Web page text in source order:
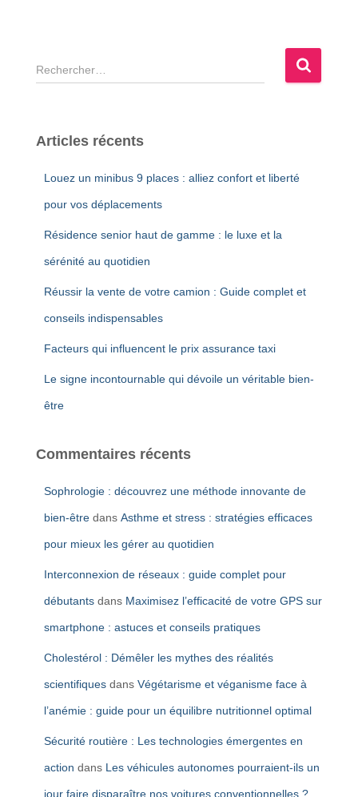
R
e
e
Articles récents
Louez un minibus 9 places : alliez confort et liberté
pour vos déplacements
Résidence senior haut de gamme : le luxe et la
sérénité au quotidien
Réussir la vente de votre camion : Guide complet et
conseils indispensables
Facteurs qui influencent le prix assurance taxi
Le signe incontournable qui dévoile un véritable bien-
être
Commentaires récents
Sophrologie : découvrez une méthode innovante de
bien-être dans Asthme et stress : stratégies efficaces
pour mieux les gérer au quotidien
Interconnexion de réseaux : guide complet pour
débutants dans Maximisez l’efficacité de votre GPS sur
smartphone : astuces et conseils pratiques
Cholestérol : Démêler les mythes des réalités
scientifiques dans Végétarisme et véganisme face à
l’anémie : guide pour un équilibre nutritionnel optimal
Sécurité routière : Les technologies émergentes en
action dans Les véhicules autonomes pourraient-ils un
jour faire disparaître nos voitures conventionnelles ?